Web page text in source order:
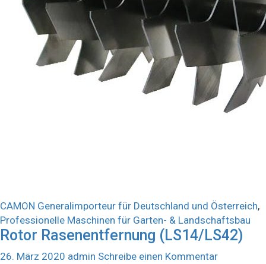
CAMON Generalimporteur für Deutschland und Österreich,
Professionelle Maschinen für Garten- & Landschaftsbau
Rotor Rasenentfernung (LS14/LS42)
26. März 2020 admin Schreibe einen Kommentar